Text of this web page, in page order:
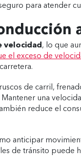
para atender
velocidad , lo que
el exceso de
de carril,
una
reduce el
anticipar
de tránsito puede